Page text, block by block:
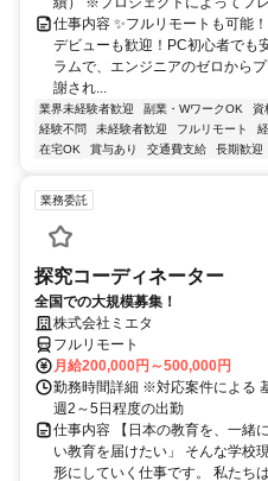
仕事内容 ✨フルリモートも可能
デビューも歓迎！PC初心者でも
ラムで、エンジニアのゼロから
謝され...
業界未経験者歓迎 副業・WワークOK 資
経験不問
未経験者歓迎 フルリモート
在宅OK
賞与あり 交通費支給 長期歓迎
業務委託
探究コーディネーター
全国での大規模募集！
株式会社ミエタ
フルリモート
月給200,000円～500,000円
勤務時間詳細 ※対応案件による
週2～5日程度の出勤
仕事内容 【日本の教育を、一緒
い教育を届けたい」 そんな学校
形にしていく仕事です。 私たち